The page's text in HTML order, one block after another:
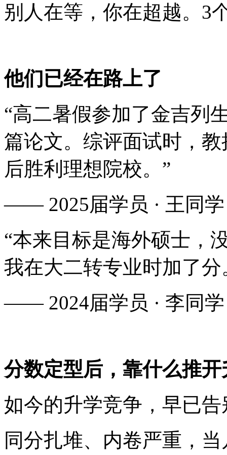
别人在等，你在超越。3
他们已经在路上了
“高二暑假参加了金吉列
篇论文。综评面试时，
后胜利理想院校。”
—— 2025届学员 · 王同学
“本来目标是海外硕士，
我在大二转专业时加了
—— 2024届学员 · 李同学
分数定型后，靠什么推
如今的升学竞争，早已告
同分扎堆、内卷严重，